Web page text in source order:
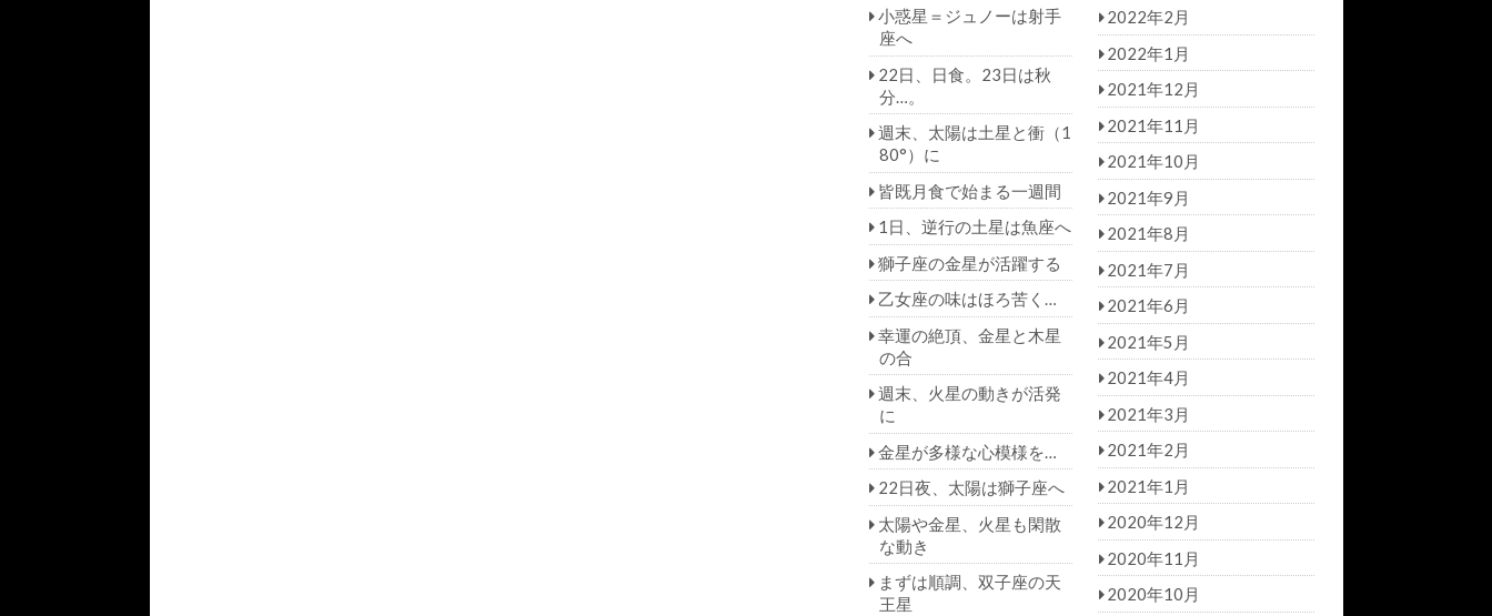
小惑星＝ジュノーは射手
座へ
22日、日食。23日は秋
分…。
週末、太陽は土星と衝（1
80°）に
皆既月食で始まる一週間
1日、逆行の土星は魚座へ
獅子座の金星が活躍する
乙女座の味はほろ苦く…
幸運の絶頂、金星と木星
の合
週末、火星の動きが活発
に
金星が多様な心模様を…
22日夜、太陽は獅子座へ
太陽や金星、火星も閑散
な動き
まずは順調、双子座の天
王星
2022年2月
2022年1月
2021年12月
2021年11月
2021年10月
2021年9月
2021年8月
2021年7月
2021年6月
2021年5月
2021年4月
2021年3月
2021年2月
2021年1月
2020年12月
2020年11月
2020年10月